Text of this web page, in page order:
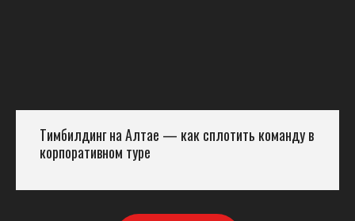
Тимбилдинг на Алтае — как сплотить команду в
корпоративном туре